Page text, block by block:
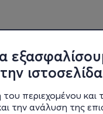
περιεχομένου και
την ανάλυση της